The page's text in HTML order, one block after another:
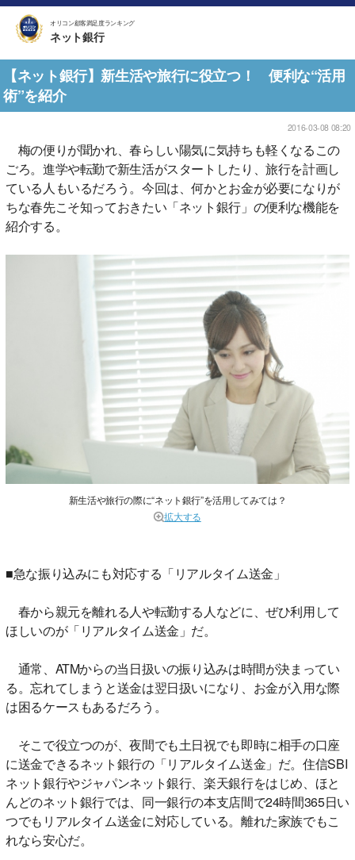
オリコン顧客満足度ランキング
ネット銀行
【ネット銀行】新生活や旅行に役立つ！ 便利な“活用
術”を紹介
2016-03-08 08:20
梅の便りが聞かれ、春らしい陽気に気持ちも軽くなるこの
ごろ。進学や転勤で新生活がスタートしたり、旅行を計画し
ている人もいるだろう。今回は、何かとお金が必要になりが
ちな春先こそ知っておきたい「ネット銀行」の便利な機能を
紹介する。
新生活や旅行の際に“ネット銀行”を活用してみては？
拡大する
■急な振り込みにも対応する「リアルタイム送金」
春から親元を離れる人や転勤する人などに、ぜひ利用して
ほしいのが「リアルタイム送金」だ。
通常、ATMからの当日扱いの振り込みは時間が決まってい
る。忘れてしまうと送金は翌日扱いになり、お金が入用な際
は困るケースもあるだろう。
そこで役立つのが、夜間でも土日祝でも即時に相手の口座
に送金できるネット銀行の「リアルタイム送金」だ。住信SBI
ネット銀行やジャパンネット銀行、楽天銀行をはじめ、ほと
んどのネット銀行では、同一銀行の本支店間で24時間365日い
つでもリアルタイム送金に対応している。離れた家族でもこ
れなら安心だ。